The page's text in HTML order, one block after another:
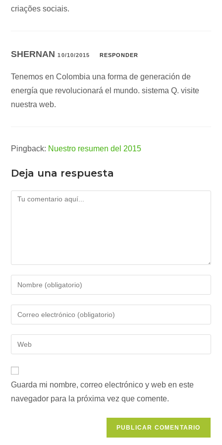
criações sociais.
SHERNAN10/10/2015 RESPONDER
Tenemos en Colombia una forma de generación de
energía que revolucionará el mundo. sistema Q. visite
nuestra web.
Pingback: Nuestro resumen del 2015
Deja una respuesta
Comentario
tu
nombre
de
usuario
para
tu
dirección
de
para
comentar
la
de
tu
web
Guarda mi nombre, correo electrónico y web en este
navegador para la próxima vez que comente.